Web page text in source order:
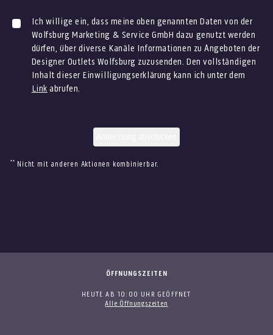
Ich willige ein, dass meine oben genannten Daten von der
Wolfsburg Marketing & Service GmbH dazu genutzt werden
dürfen, über diverse Kanäle Informationen zu Angeboten der
Designer Outlets Wolfsburg zuzusenden. Den vollständigen
Inhalt dieser Einwilligungserklärung kann ich unter dem
Link abrufen.
** Nicht mit anderen Aktionen kombinierbar.
ÖFFNUNGSZEITEN
HEUTE AB 10:00 UHR GEÖFFNET
Alle Öffnungszeiten